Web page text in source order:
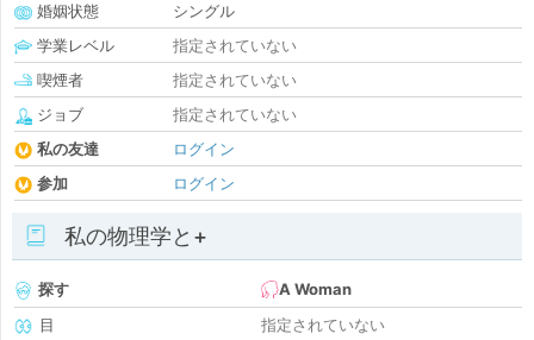
婚姻状態
シングル
学業レベル
指定されていない
喫煙者
指定されていない
ジョブ
指定されていない
私の友達
ログイン
参加
ログイン
私の物理学と+
探す
A Woman
目
指定されていない